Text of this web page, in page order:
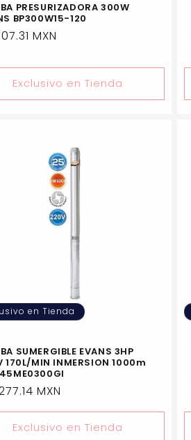
PRESURIZADORA 300W
BP300W15-120
MXN
Exclusivo en Tienda
en Tienda
SUMERGIBLE EVANS 3HP
170L/MIN INMERSION 1000m
MXN
Exclusivo en Tienda